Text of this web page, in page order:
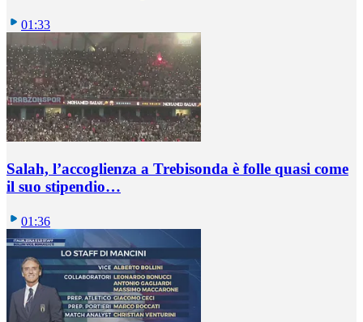
01:33
Salah, l’accoglienza a Trebisonda è folle quasi come
il suo stipendio…
01:36